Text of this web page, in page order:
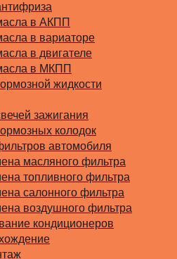
в АКПП
в вариаторе
в двигателе
в МКПП
жидкости
зажигания
колодок
автомобиля
масляного фильтра
топливного фильтра
салонного фильтра
воздушного фильтра
кондиционеров